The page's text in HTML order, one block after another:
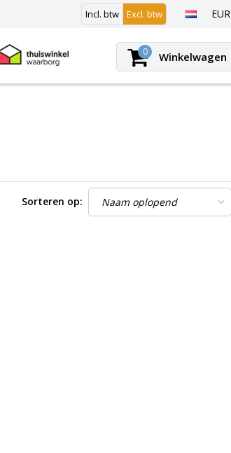
Incl. btw Excl. btw EUR
0 Winkelwagen
Sorteren op: